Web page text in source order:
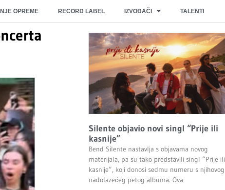
OPREME RECORD LABEL IZVOĐAČI TALENTI
Silente objavio novi singl “Prije ili
kasnije”
Bend Silente nastavlja s objavama novog
materijala, pa su tako predstavili singl “Prije ili
kasnije”, koji donosi sedmu numeru s njihovog
nadolazećeg petog albuma. Ova